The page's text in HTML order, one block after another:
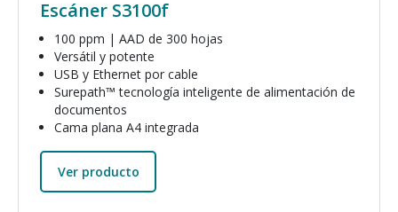
Escáner S3100f
100 ppm | AAD de 300 hojas
Versátil y potente
USB y Ethernet por cable
Surepath™ tecnología inteligente de alimentación de
documentos
Cama plana A4 integrada
Ver producto